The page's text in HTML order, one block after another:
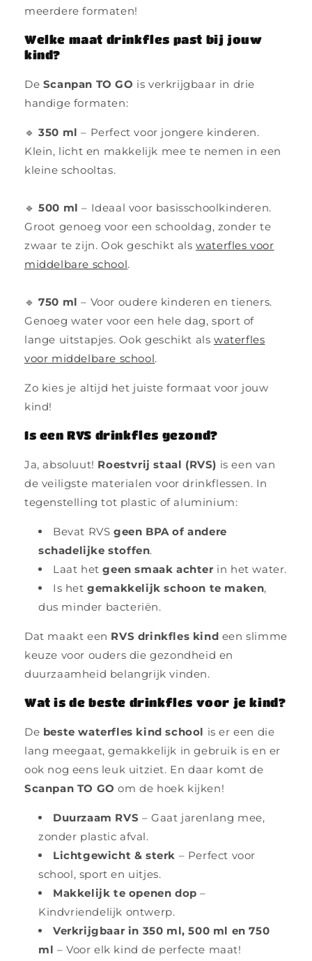
meerdere formaten!
Welke maat drinkfles past bij jouw
kind?
De Scanpan TO GO is verkrijgbaar in drie
handige formaten:
🔹350 ml – Perfect voor jongere kinderen.
Klein, licht en makkelijk mee te nemen in een
kleine schooltas.
🔹500 ml – Ideaal voor basisschoolkinderen.
Groot genoeg voor een schooldag, zonder te
zwaar te zijn. Ook geschikt alswaterfles voor
middelbare school.
🔹750 ml – Voor oudere kinderen en tieners.
Genoeg water voor een hele dag, sport of
lange uitstapjes. Ook geschikt alswaterfles
voor middelbare school.
Zo kies je altijd het juiste formaat voor jouw
kind!
Is een RVS drinkfles gezond?
Ja, absoluut! Roestvrij staal (RVS) is een van
de veiligste materialen voor drinkflessen. In
tegenstelling tot plastic of aluminium:
Bevat RVS geen BPA of andere
schadelijke stoffen.
Laat hetgeen smaak achter in het water.
Is hetgemakkelijk schoon te maken,
dus minder bacteriën.
Dat maakt een RVS drinkfles kind een slimme
keuze voor ouders die gezondheid en
duurzaamheid belangrijk vinden.
Wat is de beste drinkfles voor je kind?
De beste waterfles kind school is er een die
lang meegaat, gemakkelijk in gebruik is en er
ook nog eens leuk uitziet. En daar komt de
Scanpan TO GO om de hoek kijken!
Duurzaam RVS – Gaat jarenlang mee,
zonder plastic afval.
Lichtgewicht & sterk – Perfect voor
school, sport en uitjes.
Makkelijk te openen dop –
Kindvriendelijk ontwerp.
Verkrijgbaar in 350 ml, 500 ml en 750
ml – Voor elk kind de perfecte maat!